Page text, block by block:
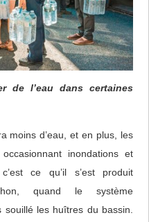
de l’eau dans certaines
moins d’eau, et en plus, les
inondations et
ce qu’il s’est produit
quand le système
souillé les huîtres du bassin.